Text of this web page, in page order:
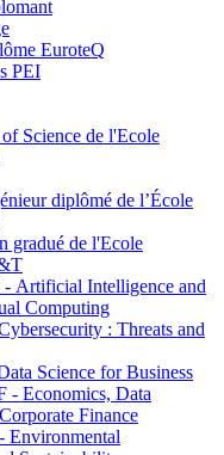
EuroteQ
PEI
Science de l'Ecole
diplômé de l’École
gradué de l'Ecole
Artificial Intelligence and
Computing
: Threats and
Science for Business
- Economics, Data
Finance
Environmental